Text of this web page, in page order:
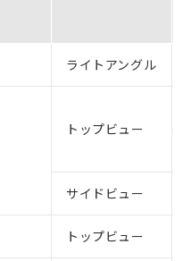
ライトアングル
トップビュー
サイドビュー
トップビュー